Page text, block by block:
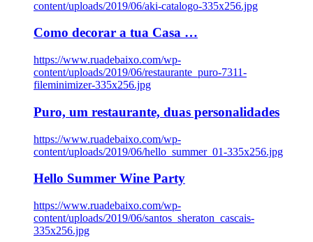
content/uploads/2019/06/aki-catalogo-335x256.jpg
Como decorar a tua Casa …
https://www.ruadebaixo.com/wp-
content/uploads/2019/06/restaurante_puro-7311-
fileminimizer-335x256.jpg
Puro, um restaurante, duas personalidades
https://www.ruadebaixo.com/wp-
content/uploads/2019/06/hello_summer_01-335x256.jpg
Hello Summer Wine Party
https://www.ruadebaixo.com/wp-
content/uploads/2019/06/santos_sheraton_cascais-
335x256.jpg